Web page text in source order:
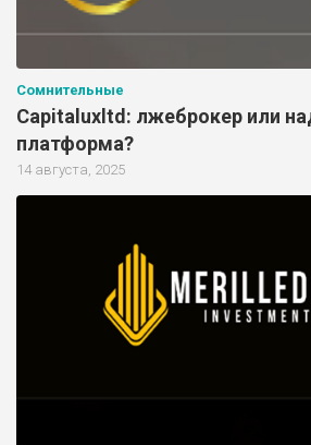
Сомнительные
Capitaluxltd: лжеброкер или
платформа?
14 августа, 2025